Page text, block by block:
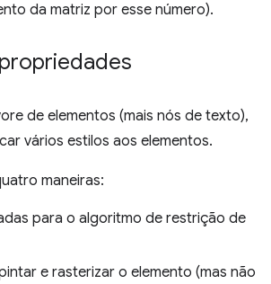
da matriz por esse número).
de elementos (mais nós de texto),
vários estilos aos elementos.
maneiras:
para o algoritmo de restrição de
e rasterizar o elemento (mas não